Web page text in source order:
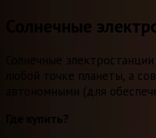
Солнечные
Солнечные
любой точке планеты, а
автономными (для
Где купить?